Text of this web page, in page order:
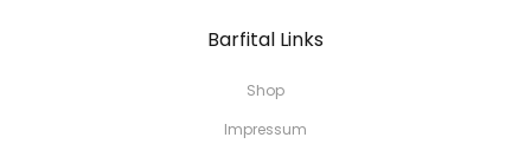
Barfital Links
Shop
Impressum